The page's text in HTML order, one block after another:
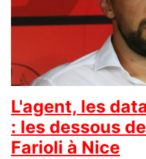
L'agent, les
: les dessous
Farioli à Nice